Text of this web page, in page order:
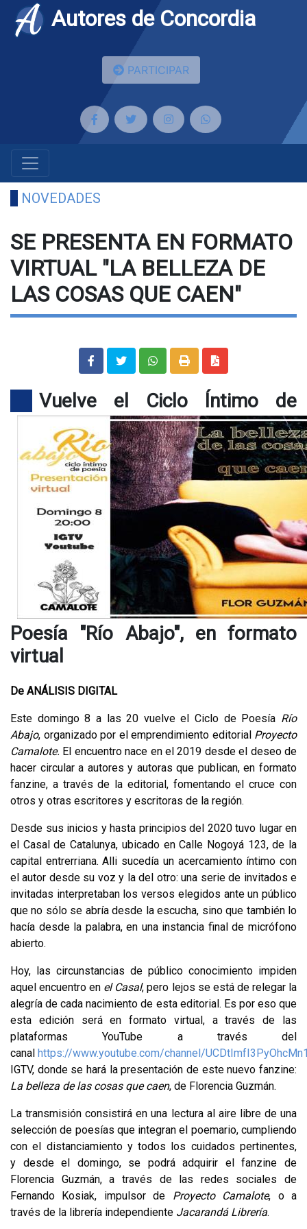
Autores de Concordia
PARTICIPAR
NOVEDADES
SE PRESENTA EN FORMATO
VIRTUAL "LA BELLEZA DE
LAS COSAS QUE CAEN"
Vuelve el Ciclo Íntimo de
Poesía "Río Abajo", en formato
virtual
De ANÁLISIS DIGITAL
Este domingo 8 a las 20 vuelve el Ciclo de Poesía Río
Abajo, organizado por el emprendimiento editorial Proyecto
Camalote. El encuentro nace en el 2019 desde el deseo de
hacer circular a autores y autoras que publican, en formato
fanzine, a través de la editorial, fomentando el cruce con
otros y otras escritores y escritoras de la región.
Desde sus inicios y hasta principios del 2020 tuvo lugar en
el Casal de Catalunya, ubicado en Calle Nogoyá 123, de la
capital entrerriana. Alli sucedía un acercamiento íntimo con
el autor desde su voz y la del otro: una serie de invitados e
invitadas interpretaban los versos elegidos ante un público
que no sólo se abría desde la escucha, sino que también lo
hacía desde la palabra, en una instancia final de micrófono
abierto.
Hoy, las circunstancias de público conocimiento impiden
aquel encuentro en el Casal, pero lejos se está de relegar la
alegría de cada nacimiento de esta editorial. Es por eso que
esta edición será en formato virtual, a través de las
plataformas YouTube a través del
canal https://www.youtube.com/channel/
IGTV, donde se hará la presentación de este nuevo fanzine:
La belleza de las cosas que caen, de Florencia Guzmán.
La transmisión consistirá en una lectura al aire libre de una
selección de poesías que integran el poemario, cumpliendo
con el distanciamiento y todos los cuidados pertinentes,
y desde el domingo, se podrá adquirir el fanzine de
Florencia Guzmán, a través de las redes sociales de
Fernando Kosiak, impulsor de Proyecto Camalote, o a
través de la librería independiente Jacarandá Librería.